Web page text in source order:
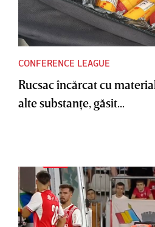
CONFERENCE LEAGUE
Rucsac încărcat cu
alte substanţe, găsit...